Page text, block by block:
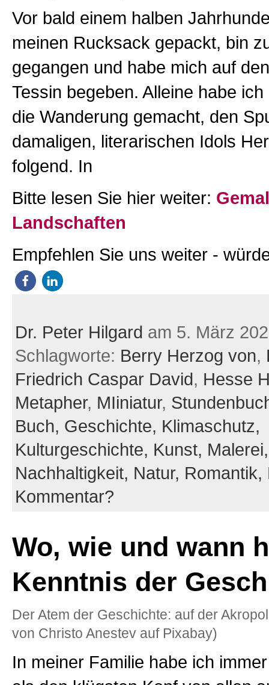
Vor bald einem halben
meinen Rucksack gepackt, bin
gegangen und habe mich auf
Tessin begeben. Alleine habe
die Wanderung gemacht, den
damaligen, literarischen Idols
folgend. In
Bitte lesen Sie hier weiter:
Landschaften
Empfehlen Sie uns weiter -
Dr. Peter Hilgard am 5. März
Schlagworte: Berry Herzog von,
Friedrich Caspar David, Hesse
Metapher, MIiniatur,
Buch, Geschichte, Klimaschutz,
Kulturgeschichte, Kunst, Malerei,
Nachhaltigkeit, Natur, Romantik,
Kommentar?
Wo, wie und wann
Kenntnis der
Der Atem der Geschichte: auf der
von Christo Anestev auf Pixabay)
In meiner Familie habe ich